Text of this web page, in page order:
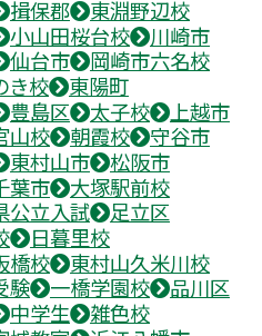
揖保郡
東淵野辺校
小山田桜台校
川崎市
仙台市
岡崎市六名校
き校
東陽町
豊島区 太子校
上越市
山校 朝霞校
守谷市
東村山市
松阪市
葉市
大塚駅前校
公立入試
足立区
日暮里校
橋校
東村山久米川校
験 一橋学園校
品川区
中学生
雑色校